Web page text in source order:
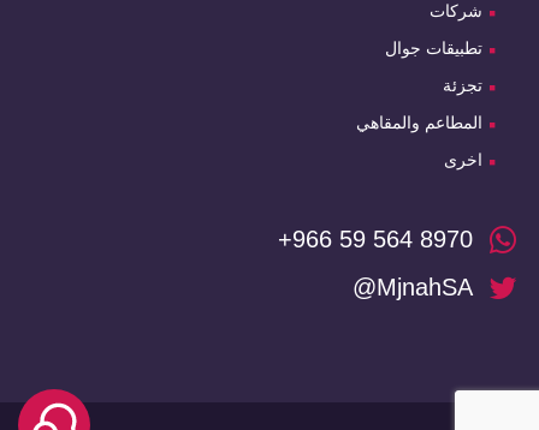
شركات
تطبيقات جوال
تجزئة
المطاعم والمقاهي
اخرى
+966 59 564 8970
@MjnahSA